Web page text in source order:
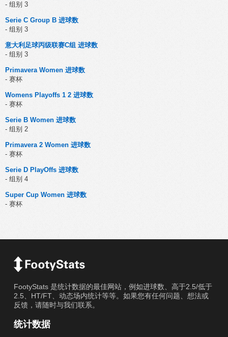
- 组别 3
Serie C Group B 进球数
- 组别 3
意大利足球丙级联赛C组 进球数
- 组别 3
Primavera Women 进球数
- 赛杯
Womens Playoffs 1 2 进球数
- 赛杯
Serie B Women 进球数
- 组别 2
Primavera 2 Women 进球数
- 赛杯
Serie D PlayOffs 进球数
- 组别 4
Super Cup Women 进球数
- 赛杯
FootyStats 是统计数据的最佳网站，例如进球数、高于2.5/低于
2.5、HT/FT、动态场内统计等等。如果您有任何问题、想法或
反馈，请随时与我们联系。
统计数据